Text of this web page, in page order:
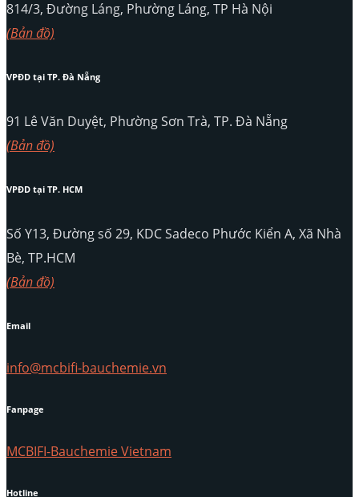
814/3, Đường Láng, Phường Láng, TP Hà Nội
(Bản đồ)
VPĐD tại TP. Đà Nẵng
91 Lê Văn Duyệt, Phường Sơn Trà, TP. Đà Nẵng
(Bản đồ)
VPĐD tại TP. HCM
Số Y13, Đường số 29, KDC Sadeco Phước Kiển A, Xã Nhà
Bè, TP.HCM
(Bản đồ)
Email
info@mcbifi-bauchemie.vn
Fanpage
MCBIFI-Bauchemie Vietnam
Hotline